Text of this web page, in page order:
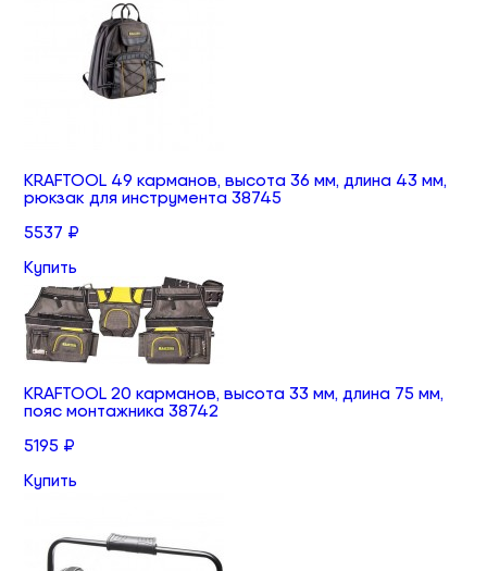
KRAFTOOL 49 карманов, высота 36 мм, длина 43 мм,
рюкзак для инструмента 38745
5537 ₽
Купить
KRAFTOOL 20 карманов, высота 33 мм, длина 75 мм,
пояс монтажника 38742
5195 ₽
Купить